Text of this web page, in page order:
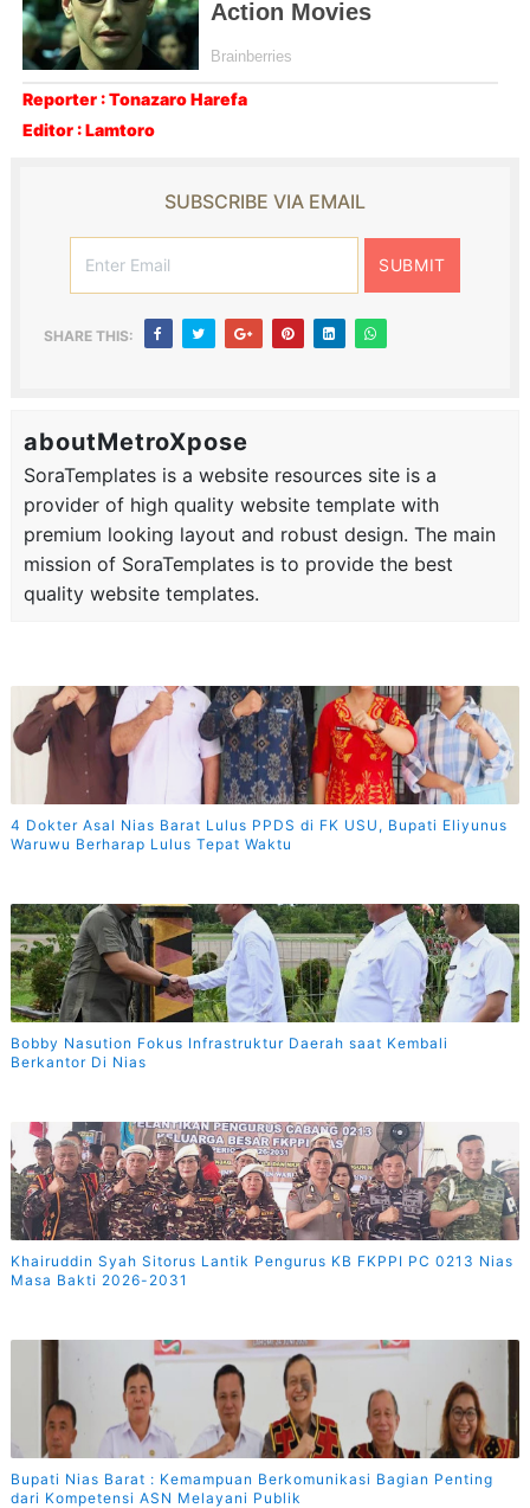
Reporter : Tonazaro Harefa
Editor : Lamtoro
SUBSCRIBE VIA EMAIL
SHARE THIS:
aboutMetroXpose
SoraTemplates is a website resources site is a
provider of high quality website template with
premium looking layout and robust design. The main
mission of SoraTemplates is to provide the best
quality website templates.
4 Dokter Asal Nias Barat Lulus PPDS di FK USU, Bupati Eliyunus
Waruwu Berharap Lulus Tepat Waktu
Bobby Nasution Fokus Infrastruktur Daerah saat Kembali
Berkantor Di Nias
Khairuddin Syah Sitorus Lantik Pengurus KB FKPPI PC 0213 Nias
Masa Bakti 2026-2031
Bupati Nias Barat : Kemampuan Berkomunikasi Bagian Penting
dari Kompetensi ASN Melayani Publik